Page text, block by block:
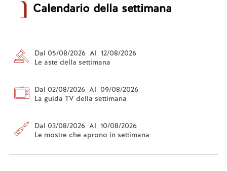
Calendario della settimana
Dal 05/08/2026 Al 12/08/2026
Le aste della settimana
Dal 02/08/2026 Al 09/08/2026
La guida TV della settimana
Dal 03/08/2026 Al 10/08/2026
Le mostre che aprono in settimana